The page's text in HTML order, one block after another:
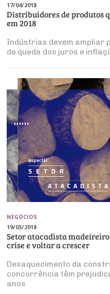
17/04/2018
Distribuidores de produtos
em 2018
Indústrias devem ampliar
de queda dos juros e
NEGÓCIOS
19/03/2018
Setor atacadista
crise e voltar a crescer
Desaquecimento da
concorrência têm
anos